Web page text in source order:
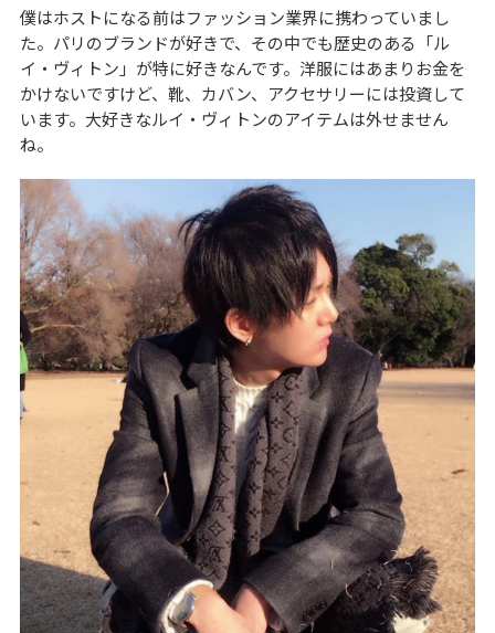
僕はホストになる前はファッション業界に携わっていまし
た。パリのブランドが好きで、その中でも歴史のある「ル
イ・ヴィトン」が特に好きなんです。洋服にはあまりお金を
かけないですけど、靴、カバン、アクセサリーには投資して
います。大好きなルイ・ヴィトンのアイテムは外せません
ね。